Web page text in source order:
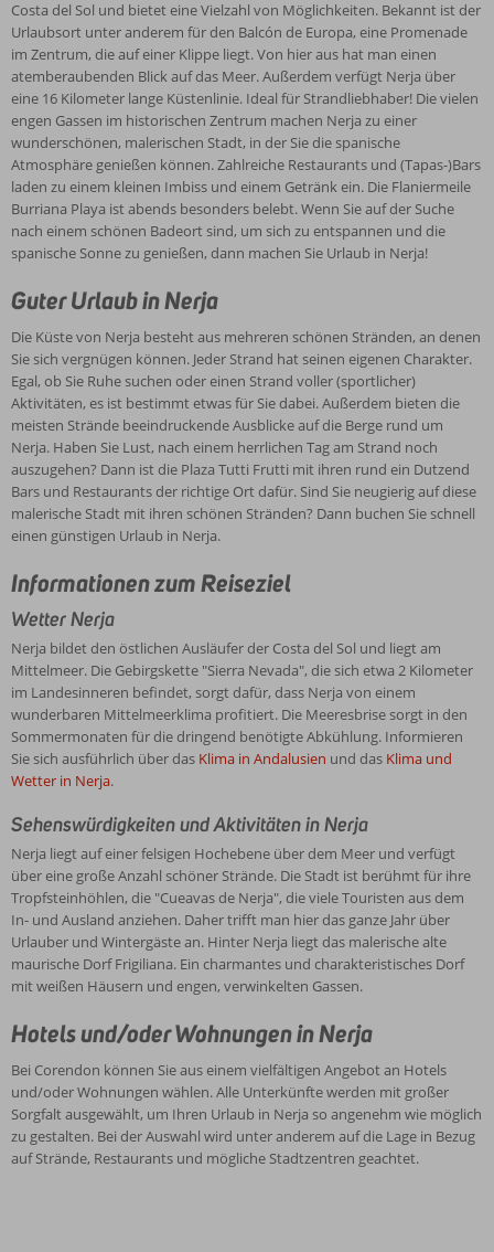
Costa del Sol und bietet eine Vielzahl von Möglichkeiten. Bekannt ist der
Urlaubsort unter anderem für den Balcón de Europa, eine Promenade
im Zentrum, die auf einer Klippe liegt. Von hier aus hat man einen
atemberaubenden Blick auf das Meer. Außerdem verfügt Nerja über
eine 16 Kilometer lange Küstenlinie. Ideal für Strandliebhaber! Die vielen
engen Gassen im historischen Zentrum machen Nerja zu einer
wunderschönen, malerischen Stadt, in der Sie die spanische
Atmosphäre genießen können. Zahlreiche Restaurants und (Tapas-)Bars
laden zu einem kleinen Imbiss und einem Getränk ein. Die Flaniermeile
Burriana Playa ist abends besonders belebt. Wenn Sie auf der Suche
nach einem schönen Badeort sind, um sich zu entspannen und die
spanische Sonne zu genießen, dann machen Sie Urlaub in Nerja!
Guter Urlaub in Nerja
Die Küste von Nerja besteht aus mehreren schönen Stränden, an denen
Sie sich vergnügen können. Jeder Strand hat seinen eigenen Charakter.
Egal, ob Sie Ruhe suchen oder einen Strand voller (sportlicher)
Aktivitäten, es ist bestimmt etwas für Sie dabei. Außerdem bieten die
meisten Strände beeindruckende Ausblicke auf die Berge rund um
Nerja. Haben Sie Lust, nach einem herrlichen Tag am Strand noch
auszugehen? Dann ist die Plaza Tutti Frutti mit ihren rund ein Dutzend
Bars und Restaurants der richtige Ort dafür. Sind Sie neugierig auf diese
malerische Stadt mit ihren schönen Stränden? Dann buchen Sie schnell
einen günstigen Urlaub in Nerja.
Informationen zum Reiseziel
Wetter Nerja
Nerja bildet den östlichen Ausläufer der Costa del Sol und liegt am
Mittelmeer. Die Gebirgskette "Sierra Nevada", die sich etwa 2 Kilometer
im Landesinneren befindet, sorgt dafür, dass Nerja von einem
wunderbaren Mittelmeerklima profitiert. Die Meeresbrise sorgt in den
Sommermonaten für die dringend benötigte Abkühlung. Informieren
Sie sich ausführlich über das Klima in Andalusien und das Klima und
Wetter in Nerja.
Sehenswürdigkeiten und Aktivitäten in Nerja
Nerja liegt auf einer felsigen Hochebene über dem Meer und verfügt
über eine große Anzahl schöner Strände. Die Stadt ist berühmt für ihre
Tropfsteinhöhlen, die "Cueavas de Nerja", die viele Touristen aus dem
In- und Ausland anziehen. Daher trifft man hier das ganze Jahr über
Urlauber und Wintergäste an. Hinter Nerja liegt das malerische alte
maurische Dorf Frigiliana. Ein charmantes und charakteristisches Dorf
mit weißen Häusern und engen, verwinkelten Gassen.
Hotels und/oder Wohnungen in Nerja
Bei Corendon können Sie aus einem vielfältigen Angebot an Hotels
und/oder Wohnungen wählen. Alle Unterkünfte werden mit großer
Sorgfalt ausgewählt, um Ihren Urlaub in Nerja so angenehm wie möglich
zu gestalten. Bei der Auswahl wird unter anderem auf die Lage in Bezug
auf Strände, Restaurants und mögliche Stadtzentren geachtet.